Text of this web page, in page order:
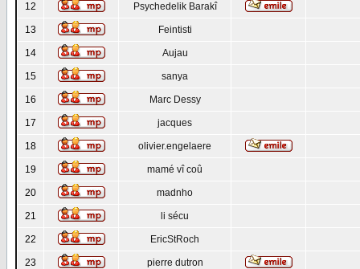
12 Psychedelik Barakî
13 Feintisti
14 Aujau
15 sanya
16 Marc Dessy
17 jacques
18 olivier.engelaere
19 mamé vî coû
20 madnho
21 li sécu
22 EricStRoch
23 pierre dutron